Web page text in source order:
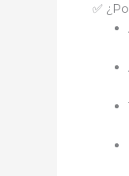
✅